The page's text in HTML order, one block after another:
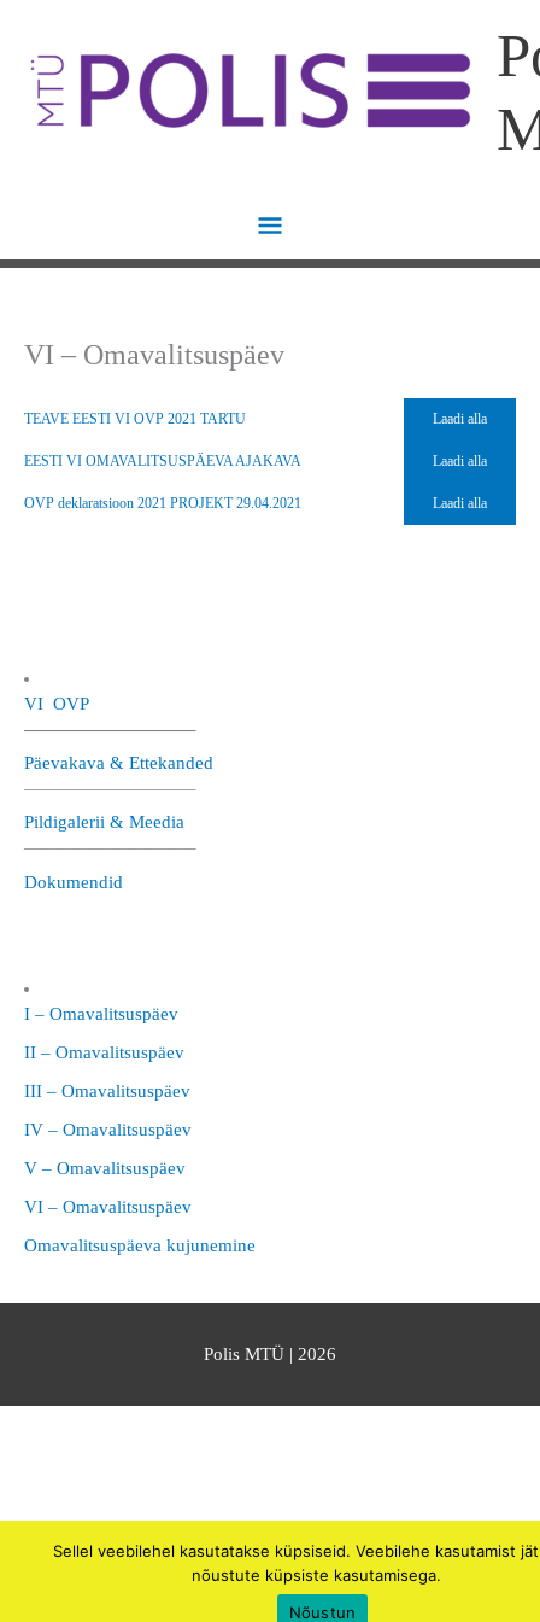
content
Menu
VI OVP
—————————–
Päevakava & Ettekanded
—————————–
Pildigalerii & Meedia
—————————–
Dokumendid
I – Omavalitsuspäev
II – Omavalitsuspäev
III – Omavalitsuspäev
IV – Omavalitsuspäev
V – Omavalitsuspäev
VI – Omavalitsuspäev
Omavalitsuspäeva kujunemine
VI – Omavalitsuspäev
TEAVE EESTI VI OVP 2021 TARTU Laadi alla
EESTI VI OMAVALITSUSPÄEVA AJAKAVA Laadi alla
OVP deklaratsioon 2021 PROJEKT 29.04.2021 Laadi alla
Polis MTÜ | 2026
Sellel veebilehel kasutatakse küpsiseid. Veebilehe kasutamist
nõustute küpsiste kasutamisega.
Nõustun